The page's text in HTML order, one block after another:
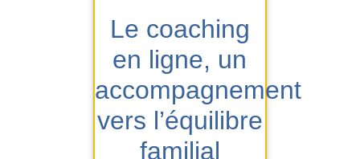
Le coaching
en ligne, un
accompagnement
vers l’équilibre
familial